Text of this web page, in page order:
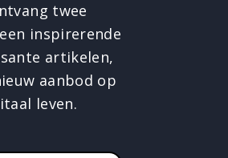
twee
inspirerende
artikelen,
aanbod op
leven.